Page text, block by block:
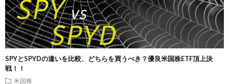
SPYとSPYDの違いを比較、どちらを買うべき？優良米国株ETF頂上決
戦！！
米国株